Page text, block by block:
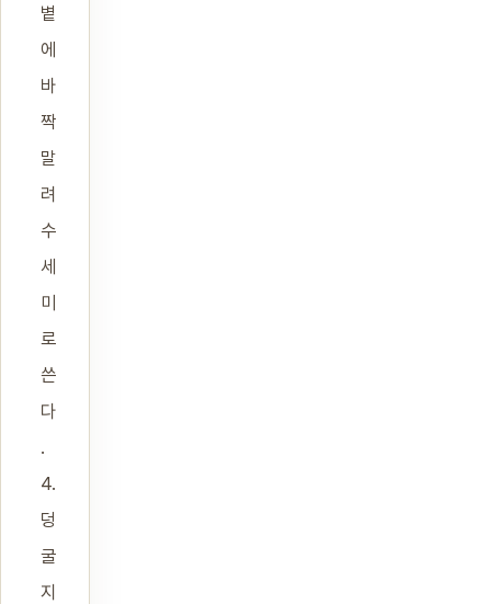
볕
에
바
짝
말
려
수
세
미
로
쓴
다
.
4.
덩
굴
지